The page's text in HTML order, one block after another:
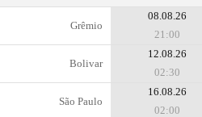
Grêmio
08.08.26
21:00
Bolivar
12.08.26
02:30
São Paulo
16.08.26
02:00